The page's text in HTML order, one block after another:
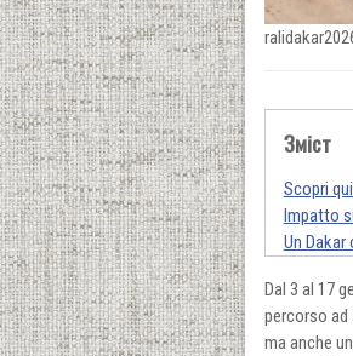
Зміст
Scopri
Impatto
Un Dakar
Dal 3 al 17
percorso ad
ma anche